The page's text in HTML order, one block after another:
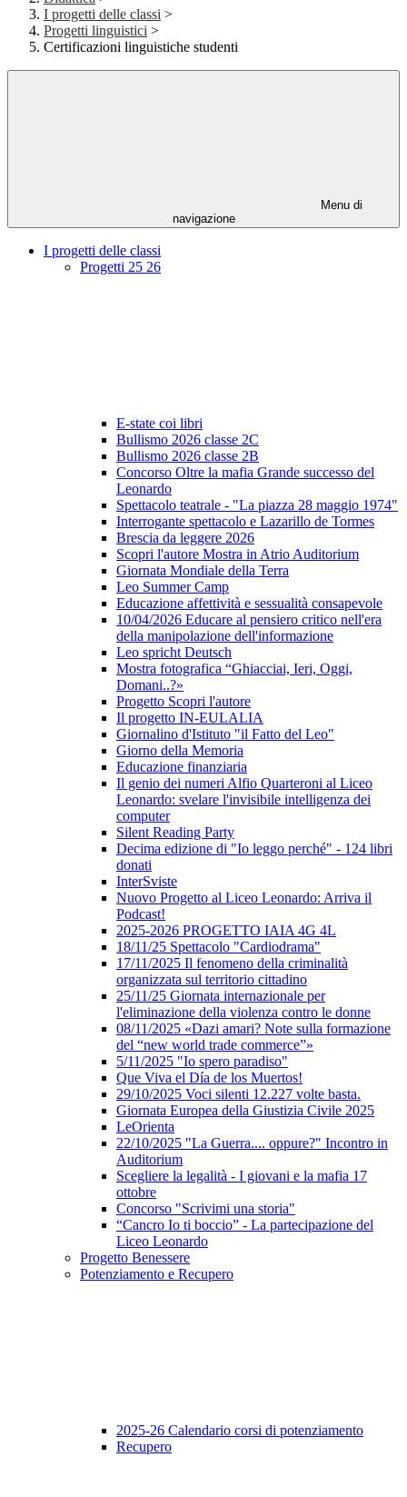
I progetti delle classi >
Progetti linguistici >
Certificazioni linguistiche studenti
Menu di
navigazione
I progetti delle classi
Progetti 25 26
E-state coi libri
Bullismo 2026 classe 2C
Bullismo 2026 classe 2B
Concorso Oltre la mafia Grande successo del
Leonardo
Spettacolo teatrale - "La piazza 28 maggio 1974"
Interrogante spettacolo e Lazarillo de Tormes
Brescia da leggere 2026
Scopri l'autore Mostra in Atrio Auditorium
Giornata Mondiale della Terra
Leo Summer Camp
Educazione affettività e sessualità consapevole
10/04/2026 Educare al pensiero critico nell'era
della manipolazione dell'informazione
Leo spricht Deutsch
Mostra fotografica “Ghiacciai, Ieri, Oggi,
Domani..?»
Progetto Scopri l'autore
Il progetto IN-EULALIA
Giornalino d'Istituto "il Fatto del Leo"
Giorno della Memoria
Educazione finanziaria
Il genio dei numeri Alfio Quarteroni al Liceo
Leonardo: svelare l'invisibile intelligenza dei
computer
Silent Reading Party
Decima edizione di "Io leggo perché" - 124 libri
donati
InterSviste
Nuovo Progetto al Liceo Leonardo: Arriva il
Podcast!
2025-2026 PROGETTO IAIA 4G 4L
18/11/25 Spettacolo "Cardiodrama"
17/11/2025 Il fenomeno della criminalità
organizzata sul territorio cittadino
25/11/25 Giornata internazionale per
l'eliminazione della violenza contro le donne
08/11/2025 «Dazi amari? Note sulla formazione
del “new world trade commerce”»
5/11/2025 "Io spero paradiso"
Que Viva el Día de los Muertos!
29/10/2025 Voci silenti 12.227 volte basta.
Giornata Europea della Giustizia Civile 2025
LeOrienta
22/10/2025 "La Guerra.... oppure?" Incontro in
Auditorium
Scegliere la legalità - I giovani e la mafia 17
ottobre
Concorso "Scrivimi una storia"
“Cancro Io ti boccio” - La partecipazione del
Liceo Leonardo
Progetto Benessere
Potenziamento e Recupero
2025-26 Calendario corsi di potenziamento
Recupero